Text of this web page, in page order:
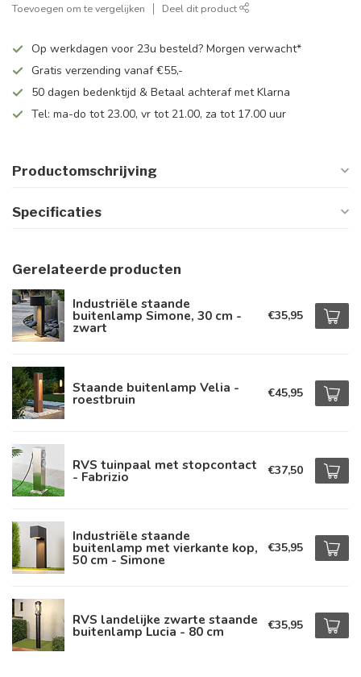
Toevoegen om te vergelijken Deel dit product
Op werkdagen voor 23u besteld? Morgen verwacht*
Gratis verzending vanaf €55,-
50 dagen bedenktijd & Betaal achteraf met Klarna
Tel: ma-do tot 23.00, vr tot 21.00, za tot 17.00 uur
Productomschrijving
Specificaties
Gerelateerde producten
Industriële staande
buitenlamp Simone, 30 cm -
zwart
€35,95
Staande buitenlamp Velia -
roestbruin €45,95
RVS tuinpaal met stopcontact
- Fabrizio €37,50
Industriële staande
buitenlamp met vierkante kop,
50 cm - Simone
€35,95
RVS landelijke zwarte staande
buitenlamp Lucia - 80 cm €35,95